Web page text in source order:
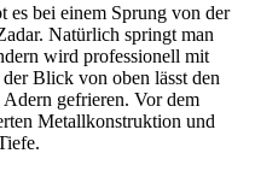
es bei einem Sprung von der
Natürlich springt man
wird professionell mit
Blick von oben lässt den
gefrieren. Vor dem
Metallkonstruktion und